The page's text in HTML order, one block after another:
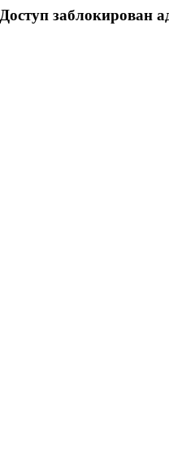
Доступ заблокирован